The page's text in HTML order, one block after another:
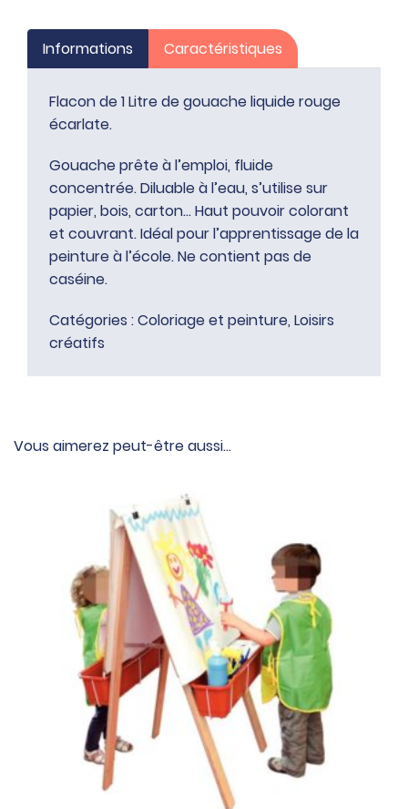
rouge
écarlate
Informations Caractéristiques
Flacon de 1 Litre de gouache liquide rouge
écarlate.
Gouache prête à l’emploi, fluide
concentrée. Diluable à l’eau, s’utilise sur
papier, bois, carton… Haut pouvoir colorant
et couvrant. Idéal pour l’apprentissage de la
peinture à l’école. Ne contient pas de
caséine.
Catégories :Coloriage et peinture, Loisirs
créatifs
Vous aimerez peut-être aussi…